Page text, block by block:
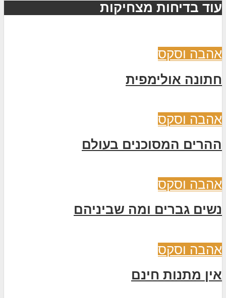
עוד בדיחות מצחיקות
אהבה וסקס
חתונה אולימפית
אהבה וסקס
ההרים המסוכנים בעולם
אהבה וסקס
נשים גברים ומה שביניהם
אהבה וסקס
אין מתנות חינם